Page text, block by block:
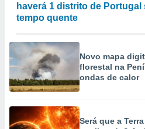
haverá 1 distrito de
tempo quente
Novo mapa
florestal na
ondas de calor
Será que a